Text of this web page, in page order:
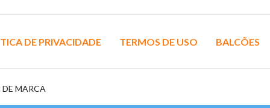
DE PRIVACIDADE TERMOS DE USO BALCÕES
MARCA